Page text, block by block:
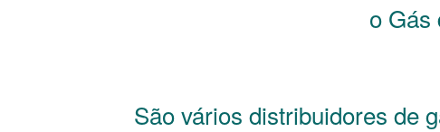
o Gás
São vários distribuidores de